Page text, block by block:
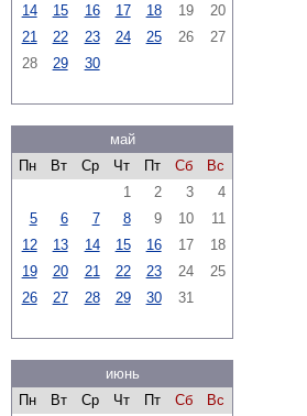
14
15 16 17 18 19
20
21
22 23 24 25 26
27
28
29 30
май
Пн
Вт Ср Чт Пт Сб
Вс
1
2 3
4
5
6 7 8 9 10
11
12
13 14 15 16 17
18
19
20 21 22 23 24
25
26
27 28 29 30 31
июнь
Пн
Вт Ср Чт Пт Сб
Вс